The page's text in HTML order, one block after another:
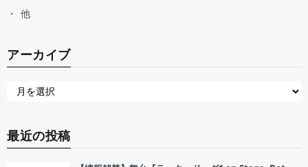
他
アーカイブ
最近の投稿